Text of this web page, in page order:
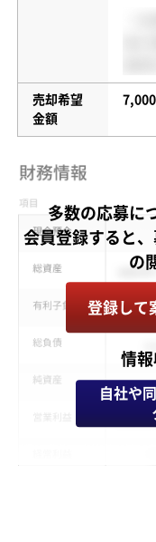
売却希望
金額
多数の応募に
会員登録すると
登録して
情
自社や